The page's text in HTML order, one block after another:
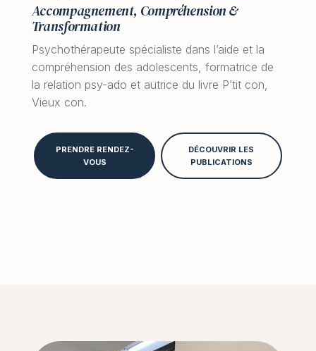
Accompagnement, Compréhension &
Transformation
Psychothérapeute spécialiste dans l’aide et la
compréhension des adolescents, formatrice de
la relation psy-ado et autrice du livre P’tit con,
Vieux con.
PRENDRE RENDEZ-
VOUS
DÉCOUVRIR LES
PUBLICATIONS